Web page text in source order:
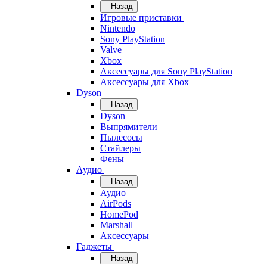
Назад
Игровые приставки
Nintendo
Sony PlayStation
Valve
Xbox
Аксессуары для Sony PlayStation
Аксессуары для Xbox
Dyson
Назад
Dyson
Выпрямители
Пылесосы
Стайлеры
Фены
Аудио
Назад
Аудио
AirPods
HomePod
Marshall
Аксессуары
Гаджеты
Назад